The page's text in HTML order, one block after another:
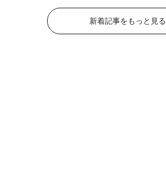
新着記事をもっと見る